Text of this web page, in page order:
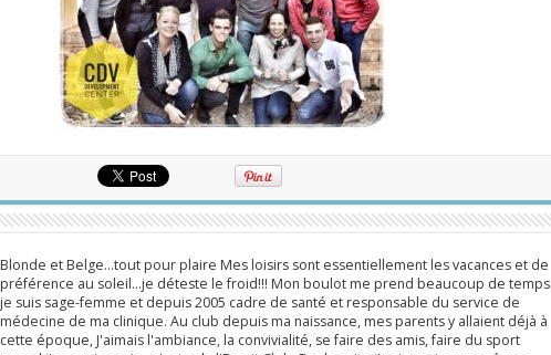
Blonde et Belge...tout pour plaire Mes loisirs sont essentiellement les vacances et de
préférence au soleil...je déteste le froid!!! Mon boulot me prend beaucoup de temps
je suis sage-femme et depuis 2005 cadre de santé et responsable du service de
médecine de ma clinique. Au club depuis ma naissance, mes parents y allaient déjà à
cette époque, J'aimais l'ambiance, la convivialité, se faire des amis, faire du sport